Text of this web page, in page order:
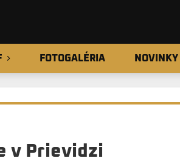
FOTOGALÉRIA NOVINKY
v Prievidzi